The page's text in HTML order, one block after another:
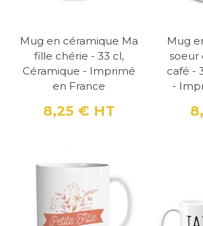
Mug en céramique Ma
fille chérie - 33 cl,
Céramique - Imprimé
en France
Prix
8,25 € HT
Mug
soeur
café -
-